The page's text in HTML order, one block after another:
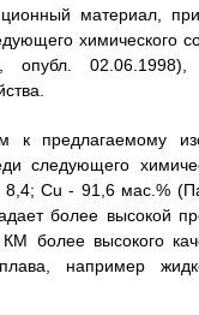
материал,
химического
02.06.1998),
к предлагаемому
следующего
- 8,4; Сu - 91,6 мас.%
более высокой
более высокого
например